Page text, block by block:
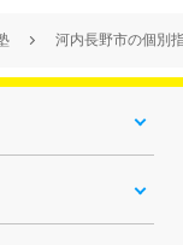
河内長野市の個別